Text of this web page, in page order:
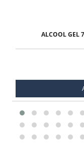
ALCOOL GEL